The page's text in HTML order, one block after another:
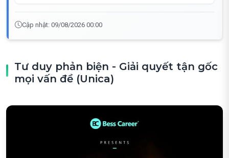
Cập nhật: 09/08/2026 00:00
Tư duy phản biện - Giải quyết tận gốc
mọi vấn đề (Unica)